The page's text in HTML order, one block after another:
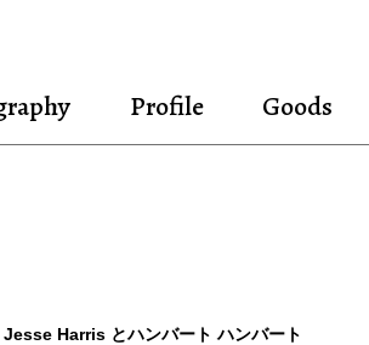
Profile Goods
Harris とハンバート ハンバート